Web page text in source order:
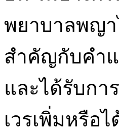
พยาบาลพญา
สำคัญกับคำ
และได้รับกา
เวรเพิ่มหรือ